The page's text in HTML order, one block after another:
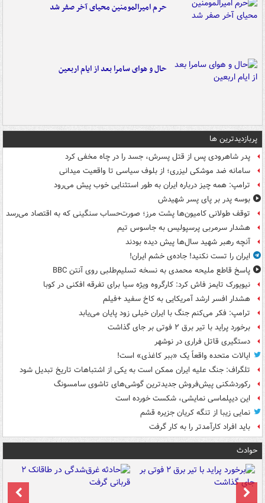
حرم امیرالمومنین محیای آخر صفر شد
حال و هوای سامرا بعد از ایام اربعین
پربازدیدترین ها
پدر شاهرودی پس از قتل پسرش، جسد را در چاه مخفی کرد
سامانه ضد موشکی لیزری؛ از بلوف سیاسی تا واقعیت میدانی
ترامپ: همه چیز درباره ایران به طور استثنایی خوب پیش می‌رود
بوسه‌ پدر بر پای پسر شهیدش
توقف طولانی کامیون‌ها پشت مرز؛ صورت‌حساب سنگینی که به اقتصاد می‌رسد
هشدار سرمربی پرسپولیس به جاسوس تیم
آنچه رهبر شهید سال‌ها پیش دیده بودند
ایران را تست نکنید! جاده‌ی خشم ایران!
پاسخ قاطع ملیحه محمدی به نسخه تسلیم‌طلبی روی آنتن BBC
نیویورک تایمز فاش کرد: کارگروه ویژه سیا برای تفرقه افکنی در کوبا
هشدار افسر ارشد آمریکایی به کاخ سفید +فیلم
ترامپ: فکر می‌کنم جنگ با ایران خیلی زود پایان می‌یابد
برخورد پراید با تیر برق ۲ فوتی بر جای گذاشت
دستگیری قاتل فراری در نوشهر
ایالات متحده واقعاً یک «ببر کاغذی» است!
تلگراف: جنگ علیه ایران ممکن است به یکی از اشتباهات تاریخ تبدیل شود
رکوردشکنی پیش‌فروش جدیدترین گوشی‌های تاشوی سامسونگ
این دیپلماسی نمایشی، شکست خورده است
نمایی زیبا از تنگه کریان جزیره قشم
باید افراد کارآمدتر را به کار گرفت
حوادث